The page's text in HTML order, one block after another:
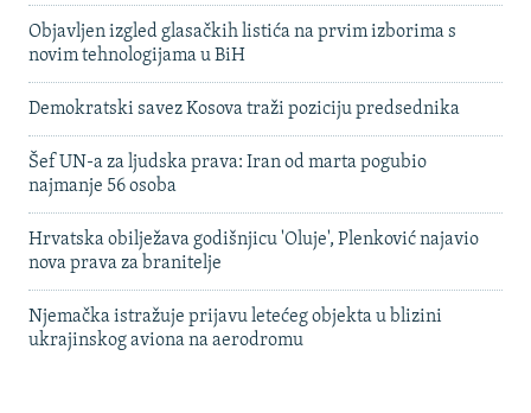
Objavljen izgled glasačkih listića na prvim izborima s
novim tehnologijama u BiH
Demokratski savez Kosova traži poziciju predsednika
Šef UN-a za ljudska prava: Iran od marta pogubio
najmanje 56 osoba
Hrvatska obilježava godišnjicu 'Oluje', Plenković najavio
nova prava za branitelje
Njemačka istražuje prijavu letećeg objekta u blizini
ukrajinskog aviona na aerodromu